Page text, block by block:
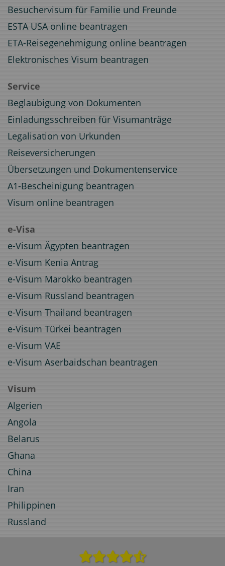
Besuchervisum für Familie und Freunde
ESTA USA online beantragen
ETA-Reisegenehmigung online beantragen
Elektronisches Visum beantragen
Service
Beglaubigung von Dokumenten
Einladungsschreiben für Visumanträge
Legalisation von Urkunden
Reiseversicherungen
Übersetzungen und Dokumentenservice
A1-Bescheinigung beantragen
Visum online beantragen
e-Visa
e-Visum Ägypten beantragen
e-Visum Kenia Antrag
e-Visum Marokko beantragen
e-Visum Russland beantragen
e-Visum Thailand beantragen
e-Visum Türkei beantragen
e-Visum VAE
e-Visum Aserbaidschan beantragen
Visum
Algerien
Angola
Belarus
Ghana
China
Iran
Philippinen
Russland